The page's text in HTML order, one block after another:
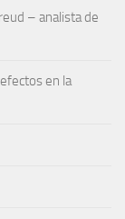
– analista de
en la